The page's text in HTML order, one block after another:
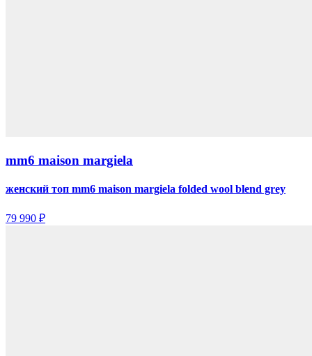
mm6 maison margiela
женский топ mm6 maison margiela folded wool blend grey
79 990 ₽